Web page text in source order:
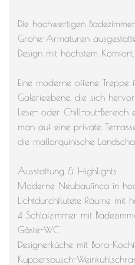
Die hochwertigen
Grohe-Armaturen
Design mit höchstem Komfort.
Eine moderne offene
Galerieebene, die sich
Lese- oder Chill-out-Bereich
man auf eine private
die mallorquinische
Ausstattung & Highlights
Moderne Neubaufinca in
Lichtdurchflutete Räume mit
4 Schlafzimmer mit
Gäste-WC
Designerküche mit Bora-
Küppersbusch-